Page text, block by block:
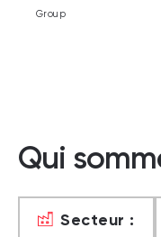
Qui
Secteur :